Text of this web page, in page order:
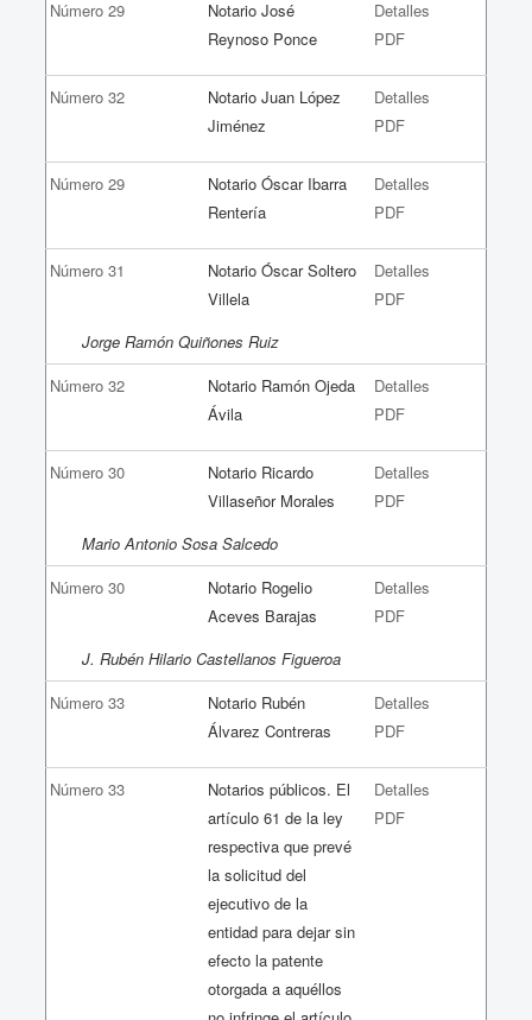
Número 29
Notario José
Reynoso Ponce
Detalles
PDF
Número 32
Notario Juan López
Jiménez
Detalles
PDF
Número 29
Notario Óscar Ibarra
Rentería
Detalles
PDF
Número 31
Notario Óscar Soltero
Villela
Detalles
PDF
Jorge Ramón Quiñones Ruiz
Número 32
Notario Ramón Ojeda
Ávila
Detalles
PDF
Número 30
Notario Ricardo
Villaseñor Morales
Detalles
PDF
Mario Antonio Sosa Salcedo
Número 30
Notario Rogelio
Aceves Barajas
Detalles
PDF
J. Rubén Hilario Castellanos Figueroa
Número 33
Notario Rubén
Álvarez Contreras
Detalles
PDF
Número 33
Notarios públicos. El
artículo 61 de la ley
respectiva que prevé
la solicitud del
ejecutivo de la
entidad para dejar sin
efecto la patente
otorgada a aquéllos
Detalles
PDF